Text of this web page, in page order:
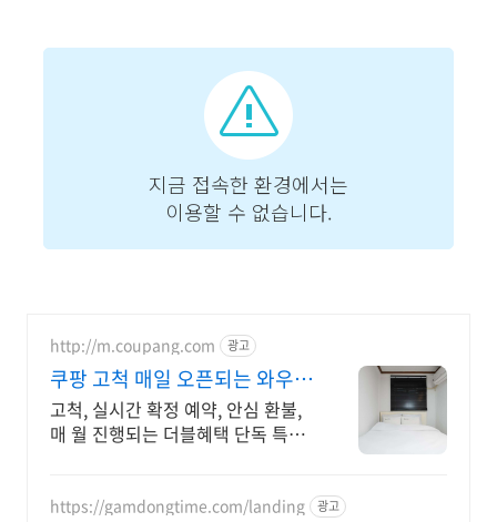
http://m.coupang.com 광고
쿠팡 고척 매일 오픈되는 와우회
원 특가
고척, 실시간 확정 예약, 안심 환불,
매 월 진행되는 더블혜택 단독 특가
쿠팡에서!
https://gamdongtime.com/landing 광고